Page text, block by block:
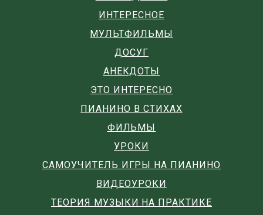
ИНТЕРЕСНОЕ
МУЛЬТФИЛЬМЫ
ДОСУГ
АНЕКДОТЫ
ЭТО ИНТЕРЕСНО
ПИАНИНО В СТИХАХ
ФИЛЬМЫ
УРОКИ
САМОУЧИТЕЛЬ ИГРЫ НА ПИАНИНО
ВИДЕОУРОКИ
ТЕОРИЯ МУЗЫКИ НА ПРАКТИКЕ